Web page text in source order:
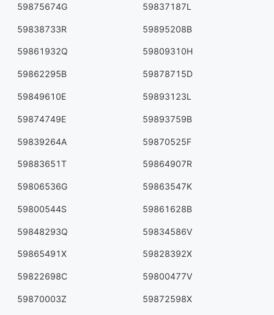
59875674G 59837187L
59838733R 59895208B
59861932Q 59809310H
59862295B 59878715D
59849610E 59893123L
59874749E 59893759B
59839264A 59870525F
59883651T 59864907R
59806536G 59863547K
59800544S 59861628B
59848293Q 59834586V
59865491X 59828392X
59822698C 59800477V
59870003Z 59872598X